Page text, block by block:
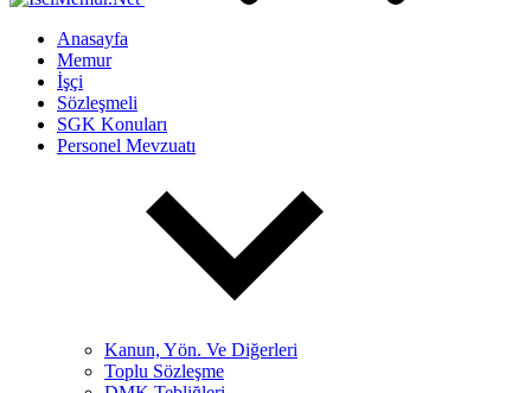
Anasayfa
Memur
İşçi
Sözleşmeli
SGK Konuları
Personel Mevzuatı
Kanun, Yön. Ve Diğerleri
Toplu Sözleşme